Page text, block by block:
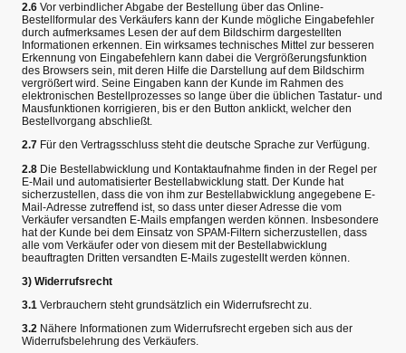
2.6 Vor verbindlicher Abgabe der Bestellung über das Online-
Bestellformular des Verkäufers kann der Kunde mögliche Eingabefehler
durch aufmerksames Lesen der auf dem Bildschirm dargestellten
Informationen erkennen. Ein wirksames technisches Mittel zur besseren
Erkennung von Eingabefehlern kann dabei die Vergrößerungsfunktion
des Browsers sein, mit deren Hilfe die Darstellung auf dem Bildschirm
vergrößert wird. Seine Eingaben kann der Kunde im Rahmen des
elektronischen Bestellprozesses so lange über die üblichen Tastatur- und
Mausfunktionen korrigieren, bis er den Button anklickt, welcher den
Bestellvorgang abschließt.
2.7 Für den Vertragsschluss steht die deutsche Sprache zur Verfügung.
2.8 Die Bestellabwicklung und Kontaktaufnahme finden in der Regel per
E-Mail und automatisierter Bestellabwicklung statt. Der Kunde hat
sicherzustellen, dass die von ihm zur Bestellabwicklung angegebene E-
Mail-Adresse zutreffend ist, so dass unter dieser Adresse die vom
Verkäufer versandten E-Mails empfangen werden können. Insbesondere
hat der Kunde bei dem Einsatz von SPAM-Filtern sicherzustellen, dass
alle vom Verkäufer oder von diesem mit der Bestellabwicklung
beauftragten Dritten versandten E-Mails zugestellt werden können.
3) Widerrufsrecht
3.1 Verbrauchern steht grundsätzlich ein Widerrufsrecht zu.
3.2 Nähere Informationen zum Widerrufsrecht ergeben sich aus der
Widerrufsbelehrung des Verkäufers.